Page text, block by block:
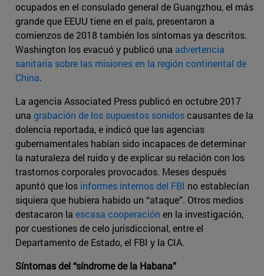
ocupados en el consulado general de Guangzhou, el más
grande que EEUU tiene en el país, presentaron a
comienzos de 2018 también los síntomas ya descritos.
Washington los evacuó y publicó una advertencia
sanitaria sobre las misiones en la región continental de
China.
La agencia Associated Press publicó en octubre 2017
una grabación de los supuestos sonidoscausantes de la
dolencia reportada, e indicó que las agencias
gubernamentales habían sido incapaces de determinar
la naturaleza del ruido y de explicar su relación con los
trastornos corporales provocados. Meses después
apuntó que los informes internos del FBI no establecían
siquiera que hubiera habido un “ataque”. Otros medios
destacaron la escasa cooperación en la investigación,
por cuestiones de celo jurisdiccional, entre el
Departamento de Estado, el FBI y la CIA.
Síntomas del “síndrome de la Habana”